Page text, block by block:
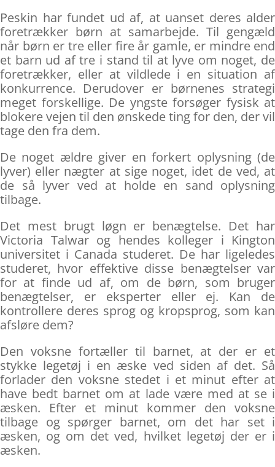
Peskin har fundet ud af, at uanset deres alder
foretrækker børn at samarbejde. Til gengæld
når børn er tre eller fire år gamle, er mindre end
et barn ud af tre i stand til at lyve om noget, de
foretrækker, eller at vildlede i en situation af
konkurrence. Derudover er børnenes strategi
meget forskellige. De yngste forsøger fysisk at
blokere vejen til den ønskede ting for den, der vil
tage den fra dem.
De noget ældre giver en forkert oplysning (de
lyver) eller nægter at sige noget, idet de ved, at
de så lyver ved at holde en sand oplysning
tilbage.
Det mest brugt løgn er benægtelse. Det har
Victoria Talwar og hendes kolleger i Kington
universitet i Canada studeret. De har ligeledes
studeret, hvor effektive disse benægtelser var
for at finde ud af, om de børn, som bruger
benægtelser, er eksperter eller ej. Kan de
kontrollere deres sprog og kropsprog, som kan
afsløre dem?
Den voksne fortæller til barnet, at der er et
stykke legetøj i en æske ved siden af det. Så
forlader den voksne stedet i et minut efter at
have bedt barnet om at lade være med at se i
æsken. Efter et minut kommer den voksne
tilbage og spørger barnet, om det har set i
æsken, og om det ved, hvilket legetøj der er i
æsken.